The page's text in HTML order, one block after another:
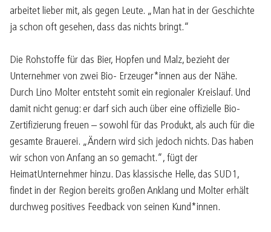
arbeitet lieber mit, als gegen Leute. „Man hat in der Geschichte
ja schon oft gesehen, dass das nichts bringt.“
Die Rohstoffe für das Bier, Hopfen und Malz, bezieht der
Unternehmer von zwei Bio- Erzeuger*innen aus der Nähe.
Durch Lino Molter entsteht somit ein regionaler Kreislauf. Und
damit nicht genug: er darf sich auch über eine offizielle Bio-
Zertifizierung freuen – sowohl für das Produkt, als auch für die
gesamte Brauerei. „Ändern wird sich jedoch nichts. Das haben
wir schon von Anfang an so gemacht.“, fügt der
HeimatUnternehmer hinzu. Das klassische Helle, das SUD1,
findet in der Region bereits großen Anklang und Molter erhält
durchweg positives Feedback von seinen Kund*innen.